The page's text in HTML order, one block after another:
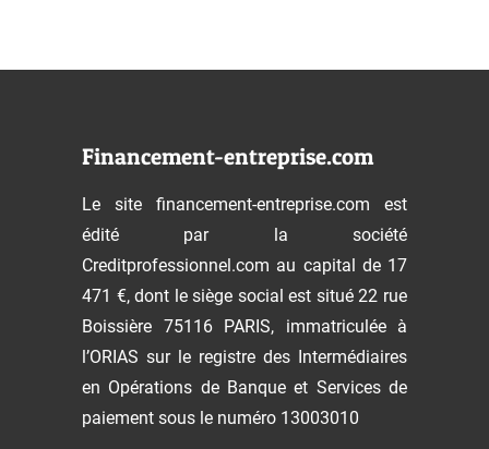
Financement-entreprise.com
Le site financement-entreprise.com est
édité par la société
Creditprofessionnel.com au capital de 17
471 €, dont le siège social est situé 22 rue
Boissière 75116 PARIS, immatriculée à
l’ORIAS sur le registre des Intermédiaires
en Opérations de Banque et Services de
paiement sous le numéro 13003010